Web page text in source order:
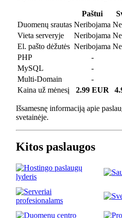
Paštui
Duomenų srautas Neribojama
Vieta serveryje
Neribojama
El. pašto dėžutės Neribojama
PHP
-
MySQL
-
Multi-Domain
-
Kaina už mėnesį
2.99 EUR
Išsamesnę informaciją apie
svetainėje.
Kitos paslaugos